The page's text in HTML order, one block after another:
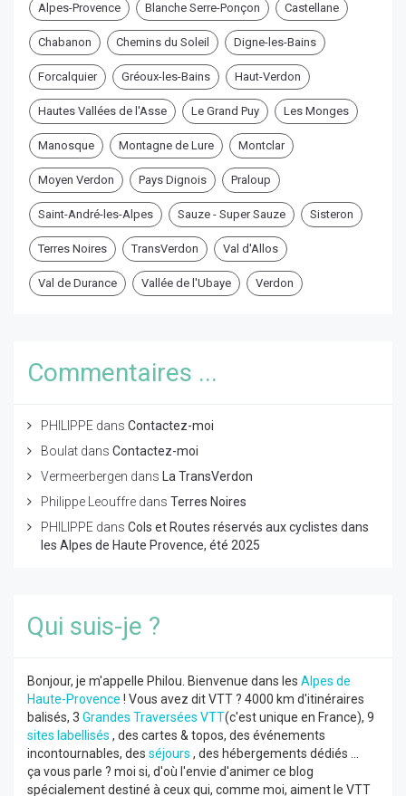
Alpes-Provence Blanche Serre-Ponçon Castellane
Chabanon Chemins du Soleil Digne-les-Bains
Forcalquier Gréoux-les-Bains Haut-Verdon
Hautes Vallées de l'Asse Le Grand Puy Les Monges
Manosque Montagne de Lure Montclar
Moyen Verdon Pays Dignois Praloup
Saint-André-les-Alpes Sauze - Super Sauze Sisteron
Terres Noires TransVerdon Val d'Allos
Val de Durance Vallée de l'Ubaye Verdon
Commentaires ...
PHILIPPE dans Contactez-moi
Boulat dans Contactez-moi
Vermeerbergen dans
La TransVerdon
Philippe Leouffre dans Terres Noires
PHILIPPE dans Cols et Routes réservés aux cyclistes dans
les Alpes de Haute Provence, été 2025
Qui suis-je ?
Bonjour, je m'appelle Philou. Bienvenue dans les Alpes de
Haute-Provence ! Vous avez dit VTT ? 4000 km d'itinéraires
balisés, 3 Grandes Traversées VTT(c'est unique en France), 9
sites labellisés , des cartes & topos, des événements
incontournables, des séjours , des hébergements dédiés ...
ça vous parle ? moi si, d'où l'envie d'animer ce blog
spécialement destiné à ceux qui, comme moi, aiment le VTT